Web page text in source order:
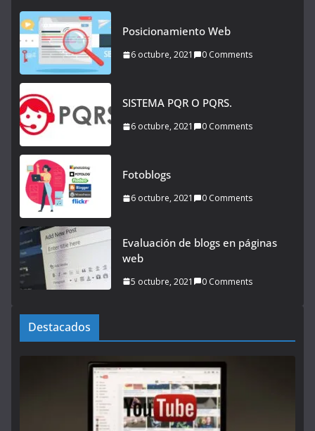
Posicionamiento Web
6 octubre, 2021 0 Comments
SISTEMA PQR O PQRS.
6 octubre, 2021 0 Comments
Fotoblogs
6 octubre, 2021 0 Comments
Evaluación de blogs en páginas
web
5 octubre, 2021 0 Comments
Destacados